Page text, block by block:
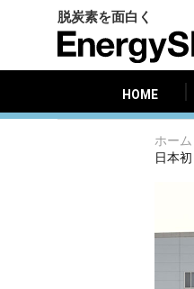
脱炭素を面白く
HOME
HOME
ホーム
日本